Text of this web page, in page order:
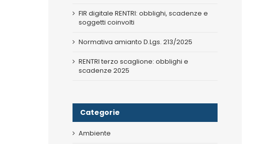
FIR digitale RENTRI: obblighi, scadenze e
soggetti coinvolti
Normativa amianto D.Lgs. 213/2025
RENTRI terzo scaglione: obblighi e
scadenze 2025
Categorie
Ambiente